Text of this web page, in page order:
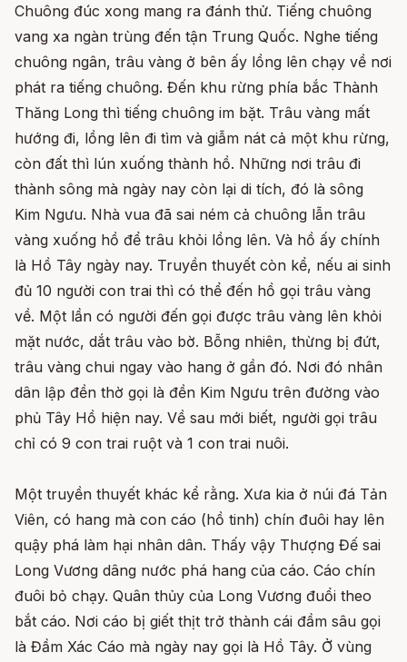
Chuông đúc xong mang ra đánh thử. Tiếng chuông
vang xa ngàn trùng đến tận Trung Quốc. Nghe tiếng
chuông ngân, trâu vàng ở bên ấy lồng lên chạy về nơi
phát ra tiếng chuông. Đến khu rừng phía bắc Thành
Thăng Long thì tiếng chuông im bặt. Trâu vàng mất
hướng đi, lồng lên đi tìm và giẫm nát cả một khu rừng,
còn đất thì lún xuống thành hồ. Những nơi trâu đi
thành sông mà ngày nay còn lại di tích, đó là sông
Kim Ngưu. Nhà vua đã sai ném cả chuông lẫn trâu
vàng xuống hồ để trâu khỏi lồng lên. Và hồ ấy chính
là Hồ Tây ngày nay. Truyền thuyết còn kể, nếu ai sinh
đủ 10 người con trai thì có thể đến hồ gọi trâu vàng
về. Một lần có người đến gọi được trâu vàng lên khỏi
mặt nước, dắt trâu vào bờ. Bỗng nhiên, thừng bị đứt,
trâu vàng chui ngay vào hang ở gần đó. Nơi đó nhân
dân lập đền thờ gọi là đền Kim Ngưu trên đường vào
phủ Tây Hồ hiện nay. Về sau mới biết, người gọi trâu
chỉ có 9 con trai ruột và 1 con trai nuôi.
Một truyền thuyết khác kể rằng. Xưa kia ở núi đá Tản
Viên, có hang mà con cáo (hồ tinh) chín đuôi hay lên
quậy phá làm hại nhân dân. Thấy vậy Thượng Đế sai
Long Vương dâng nước phá hang của cáo. Cáo chín
đuôi bỏ chạy. Quân thủy của Long Vương đuổi theo
bắt cáo. Nơi cáo bị giết thịt trở thành cái đầm sâu gọi
là Đầm Xác Cáo mà ngày nay gọi là Hồ Tây. Ở vùng